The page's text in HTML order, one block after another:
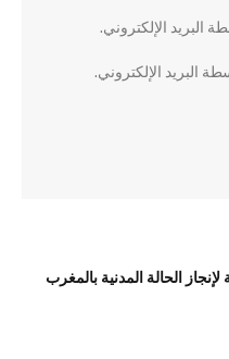
البريد الإلكتروني.
البريد الإلكتروني.
لإنجاز الحالة المدنية بالمغرب